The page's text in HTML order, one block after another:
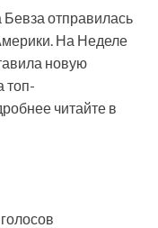
отправилась
На Неделе
новую
топ-
читайте в